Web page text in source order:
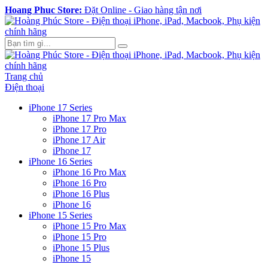
Hoang Phuc Store: Đặt Online - Giao hàng tận nơi
Trang chủ
Điện thoại
iPhone 17 Series
iPhone 17 Pro Max
iPhone 17 Pro
iPhone 17 Air
iPhone 17
iPhone 16 Series
iPhone 16 Pro Max
iPhone 16 Pro
iPhone 16 Plus
iPhone 16
iPhone 15 Series
iPhone 15 Pro Max
iPhone 15 Pro
iPhone 15 Plus
iPhone 15